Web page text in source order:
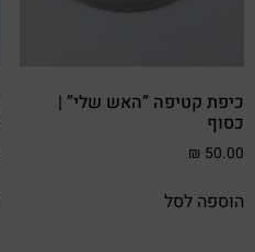
כיפת קטיפה ”האש שלי” |
כסוף
₪ 50.00
הוספה לסל